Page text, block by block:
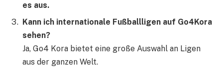
es aus.
Kann ich internationale Fußballligen auf Go4Kora
sehen?
Ja, Go4 Kora bietet eine große Auswahl an Ligen
aus der ganzen Welt.